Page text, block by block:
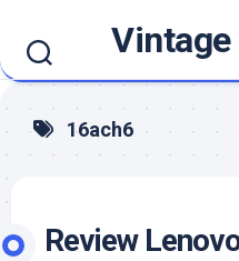
content
16ach6
Review